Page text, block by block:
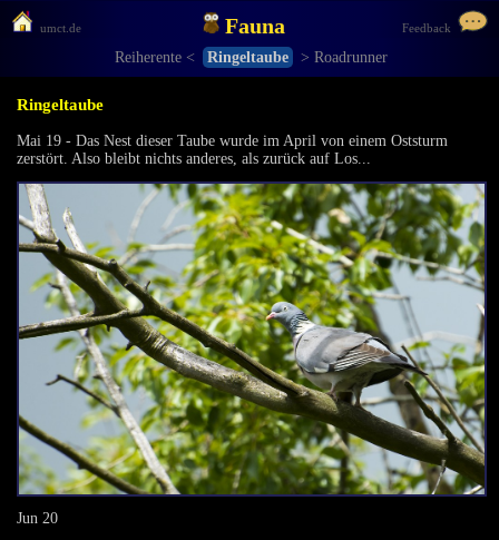
umct.de Fauna Feedback
Reiherente < Ringeltaube > Roadrunner
Ringeltaube
Mai 19 - Das Nest dieser Taube wurde im April von einem Oststurm
zerstört. Also bleibt nichts anderes, als zurück auf Los...
Jun 20